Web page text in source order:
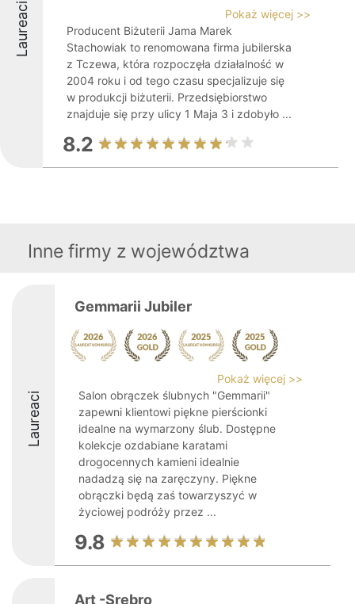
Laureaci
Pokaż więcej >>
Producent Biżuterii Jama Marek
Stachowiak to renomowana firma jubilerska
z Tczewa, która rozpoczęła działalność w
2004 roku i od tego czasu specjalizuje się
w produkcji biżuterii. Przedsiębiorstwo
znajduje się przy ulicy 1 Maja 3 i zdobyło ...
8.2
Inne firmy z województwa
Laureaci
Gemmarii Jubiler
Pokaż więcej >>
Salon obrączek ślubnych "Gemmarii"
zapewni klientowi piękne pierścionki
idealne na wymarzony ślub. Dostępne
kolekcje ozdabiane karatami
drogocennych kamieni idealnie
nadadzą się na zaręczyny. Piękne
obrączki będą zaś towarzyszyć w
życiowej podróży przez ...
9.8
Art -Srebro